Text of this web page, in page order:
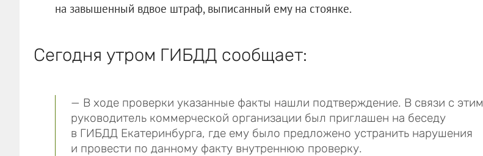
на завышенный вдвое штраф, выписанный ему на стоянке.
Сегодня утром ГИБДД сообщает:
— В ходе проверки указанные факты нашли подтверждение. В связи с этим
руководитель коммерческой организации был приглашен на беседу
в ГИБДД Екатеринбурга, где ему было предложено устранить нарушения
и провести по данному факту внутреннюю проверку.